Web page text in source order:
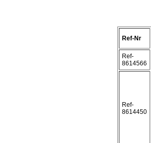
Ref-Nr
Ref-
8614566
Ref-
8614450